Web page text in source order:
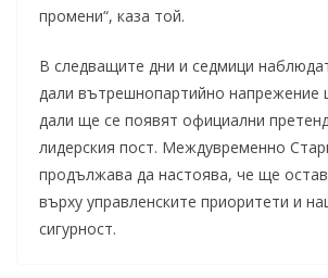
промени“, каза той.
В следващите дни и седмици
дали вътрешнопартийно напрежение
дали ще се появят официални
лидерския пост. Междувременно
продължава да настоява, че ще
върху управленските приоритети и
сигурност.